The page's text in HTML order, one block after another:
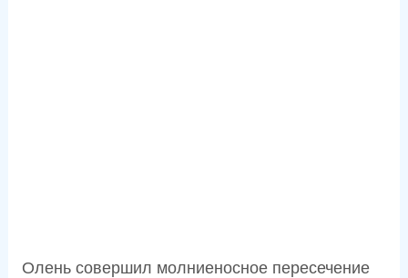
Олень совершил молниеносное пересечение